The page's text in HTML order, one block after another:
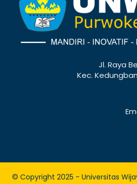
Jl. Raya
Kec.
© Copyright 2025 - Universitas